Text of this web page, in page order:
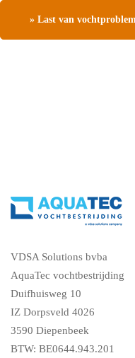
» Last van
VDSA Solutions bvba
AquaTec vochtbestrijding
Duifhuisweg 10
IZ Dorpsveld 4026
3590 Diepenbeek
BTW: BE0644.943.201